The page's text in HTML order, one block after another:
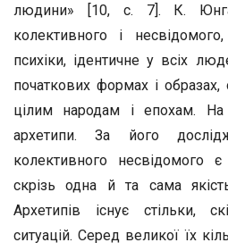
людини» [10, с. 7]. К.
колективного і
психіки, ідентичне у всіх
початкових формах і
цілим народам і епохам.
архетипи. За його
колективного несвідомого
скрізь одна й та сама
Архетипів існує стільки,
ситуацій. Серед великої їх